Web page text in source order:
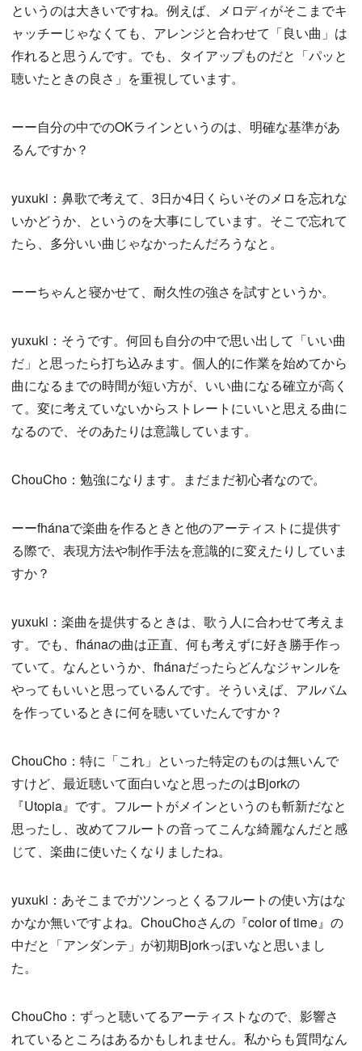
というのは大きいですね。例えば、メロディがそこまでキ
ャッチーじゃなくても、アレンジと合わせて「良い曲」は
作れると思うんです。でも、タイアップものだと「パッと
聴いたときの良さ」を重視しています。
ーー自分の中でのOKラインというのは、明確な基準があ
るんですか？
yuxuki：鼻歌で考えて、3日か4日くらいそのメロを忘れな
いかどうか、というのを大事にしています。そこで忘れて
たら、多分いい曲じゃなかったんだろうなと。
ーーちゃんと寝かせて、耐久性の強さを試すというか。
yuxuki：そうです。何回も自分の中で思い出して「いい曲
だ」と思ったら打ち込みます。個人的に作業を始めてから
曲になるまでの時間が短い方が、いい曲になる確立が高く
て。変に考えていないからストレートにいいと思える曲に
なるので、そのあたりは意識しています。
ChouCho：勉強になります。まだまだ初心者なので。
ーーfhánaで楽曲を作るときと他のアーティストに提供す
る際で、表現方法や制作手法を意識的に変えたりしていま
すか？
yuxuki：楽曲を提供するときは、歌う人に合わせて考えま
す。でも、fhánaの曲は正直、何も考えずに好き勝手作っ
ていて。なんというか、fhánaだったらどんなジャンルを
やってもいいと思っているんです。そういえば、アルバム
を作っているときに何を聴いていたんですか？
ChouCho：特に「これ」といった特定のものは無いんで
すけど、最近聴いて面白いなと思ったのはBjorkの
『Utopia』です。フルートがメインというのも斬新だなと
思ったし、改めてフルートの音ってこんな綺麗なんだと感
じて、楽曲に使いたくなりましたね。
yuxuki：あそこまでガツンっとくるフルートの使い方はな
かなか無いですよね。ChouChoさんの『color of time』の
中だと「アンダンテ」が初期Bjorkっぽいなと思いまし
た。
ChouCho：ずっと聴いてるアーティストなので、影響さ
れているところはあるかもしれません。私からも質問なん